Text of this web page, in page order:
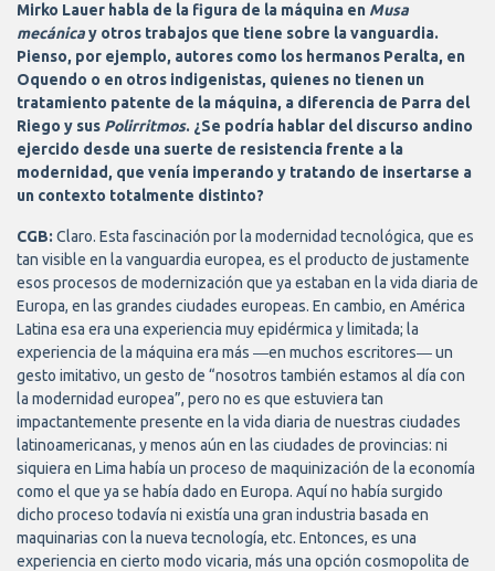
Mirko Lauer habla de la figura de la máquina en Musa
mecánicay otros trabajos que tiene sobre la vanguardia.
Pienso, por ejemplo, autores como los hermanos Peralta, en
Oquendo o en otros indigenistas, quienes no tienen un
tratamiento patente de la máquina, a diferencia de Parra del
Riego y sus Polirritmos. ¿Se podría hablar del discurso andino
ejercido desde una suerte de resistencia frente a la
modernidad, que venía imperando y tratando de insertarse a
un contexto totalmente distinto?
CGB: Claro. Esta fascinación por la modernidad tecnológica, que es
tan visible en la vanguardia europea, es el producto de justamente
esos procesos de modernización que ya estaban en la vida diaria de
Europa, en las grandes ciudades europeas. En cambio, en América
Latina esa era una experiencia muy epidérmica y limitada; la
experiencia de la máquina era más ―en muchos escritores― un
gesto imitativo, un gesto de “nosotros también estamos al día con
la modernidad europea”, pero no es que estuviera tan
impactantemente presente en la vida diaria de nuestras ciudades
latinoamericanas, y menos aún en las ciudades de provincias: ni
siquiera en Lima había un proceso de maquinización de la economía
como el que ya se había dado en Europa. Aquí no había surgido
dicho proceso todavía ni existía una gran industria basada en
maquinarias con la nueva tecnología, etc. Entonces, es una
experiencia en cierto modo vicaria, más una opción cosmopolita de